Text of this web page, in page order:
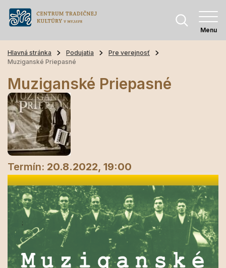
Menu
Hlavná stránka Podujatia
Pre verejnosť
Muziganské Priepasné
Muziganské Priepasné
Termín: 20.8.2022, 19:00